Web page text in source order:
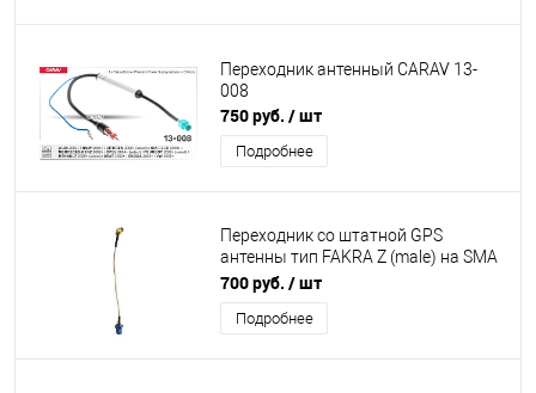
Переходник антенный CARAV 13-
008
750 руб. / шт
Подробнее
Переходник со штатной GPS
антенны тип FAKRA Z (male) на SMA
(male)
700 руб. / шт
Подробнее